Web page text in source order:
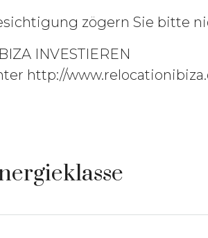
zögern Sie bitte
INVESTIEREN
http://